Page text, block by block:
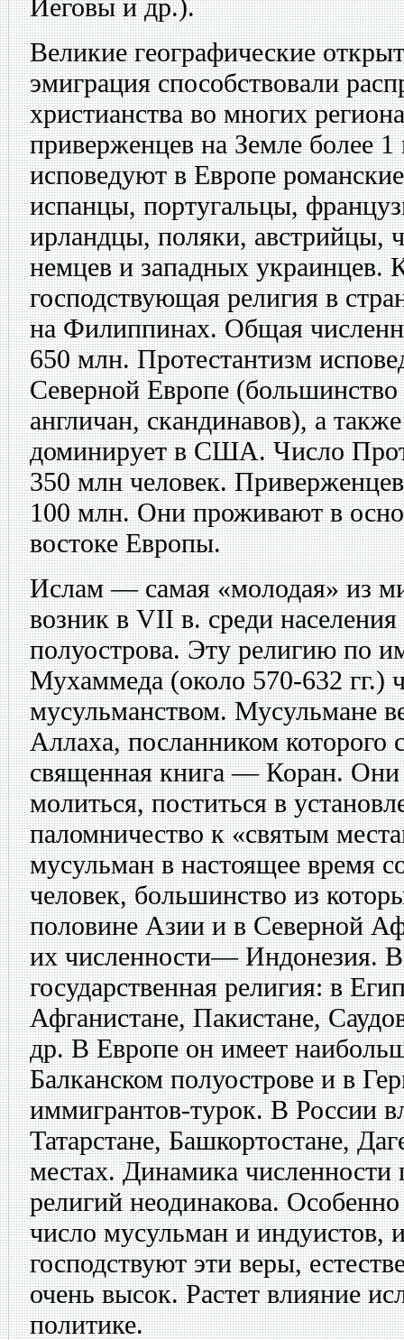
Иеговы и др.).
Великие географические
эмиграция способствовали
христианства во многих
приверженцев на Земле более
исповедуют в Европе
испанцы, португальцы,
ирландцы, поляки, австрийцы,
немцев и западных
господствующая религия в
на Филиппинах. Общая
650 млн. Протестантизм
Северной Европе (большинство
англичан, скандинавов), а
доминирует в США. Число
350 млн человек.
100 млн. Они проживают в
востоке Европы.
Ислам — самая «молодая» из
возник в VII в. среди
полуострова. Эту религию по
Мухаммеда (около 570-632 гг.)
мусульманством. Мусульмане
Аллаха, посланником
священная книга — Коран. Они
молиться, поститься в
паломничество к «святым
мусульман в настоящее время
человек, большинство из
половине Азии и в Северной
их численности— Индонезия.
государственная религия: в
Афганистане, Пакистане,
др. В Европе он имеет
Балканском полуострове и в
иммигрантов-турок. В России
Татарстане, Башкортостане,
местах. Динамика численности
религий неодинакова.
число мусульман и индуистов,
господствуют эти веры,
очень высок. Растет влияние
политике.